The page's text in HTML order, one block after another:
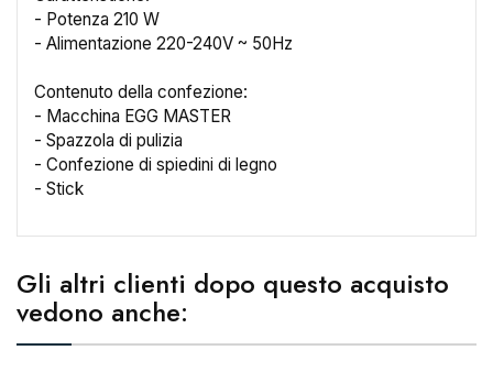
- Potenza 210 W
- Alimentazione 220-240V ~ 50Hz
Contenuto della confezione:
- Macchina EGG MASTER
- Spazzola di pulizia
- Confezione di spiedini di legno
- Stick
Gli altri clienti dopo questo acquisto
vedono anche:
Crea lista dei desideri